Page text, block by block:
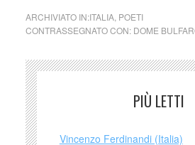
ARCHIVIATO IN:ITALIA, POETI
CONTRASSEGNATO CON: DOME
PIÙ LETTI
Vincenzo Ferdinandi (Italia)